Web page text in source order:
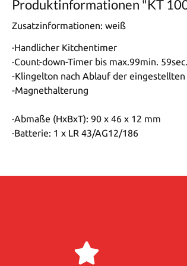
Produktinformationen "KT
Zusatzinformationen: weiß
·Handlicher Kitchentimer
·Count-down-Timer bis max.99min. 59sec.
-Klingelton nach Ablauf der
-Magnethalterung
·Abmaße (HxBxT): 90 x 46 x 12 mm
·Batterie: 1 x LR 43/AG12/186